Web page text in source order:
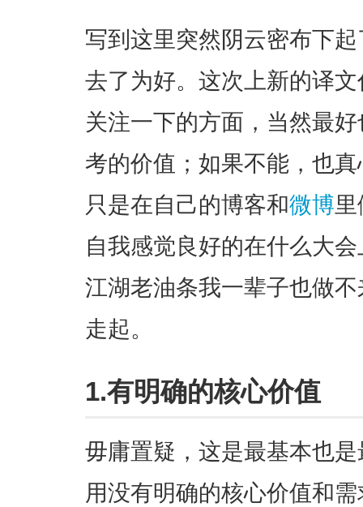
写到这里突然阴云密布下
去了为好。这次上新的译
关注一下的方面，当然最
考的价值；如果不能，也
只是在自己的博客和微博
自我感觉良好的在什么大
江湖老油条我一辈子也做
走起。
1.有明确的核心价值
毋庸置疑，这是最基本也
用没有明确的核心价值和